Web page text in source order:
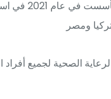
ومصر